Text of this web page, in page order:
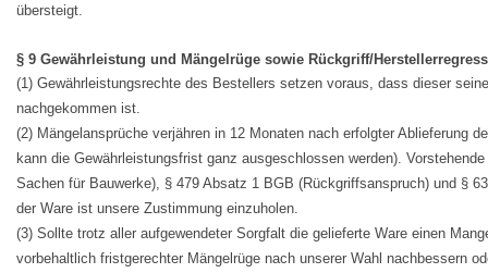
übersteigt.
§ 9 Gewährleistung und Mängelrüge sowie Rückgriff/Herstellerregress
(1) Gewährleistungsrechte des Bestellers setzen voraus, dass dieser
nachgekommen ist.
(2) Mängelansprüche verjähren in 12 Monaten nach erfolgter Ablieferung
kann die Gewährleistungsfrist ganz ausgeschlossen werden).
Sachen für Bauwerke), § 479 Absatz 1 BGB (Rückgriffsanspruch) und §
der Ware ist unsere Zustimmung einzuholen.
(3) Sollte trotz aller aufgewendeter Sorgfalt die gelieferte Ware einen
vorbehaltlich fristgerechter Mängelrüge nach unserer Wahl nachbessern